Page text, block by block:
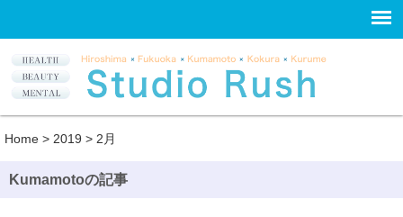
Home > 2019 > 2月
Kumamotoの記事